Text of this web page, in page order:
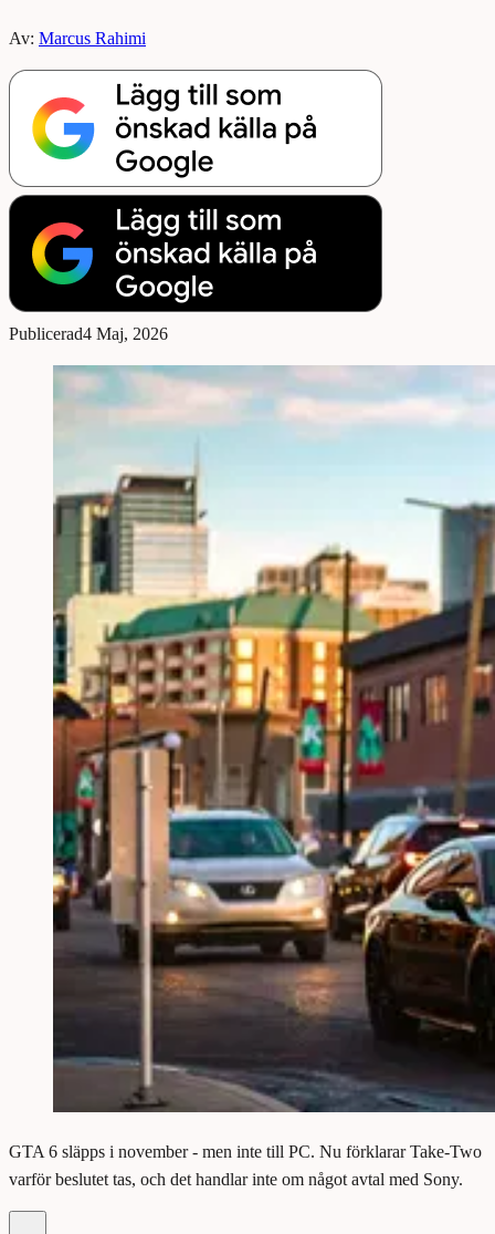
Av: Marcus Rahimi
Publicerad4 Maj, 2026
GTA 6 släpps i november - men inte till PC. Nu förklarar Take-Two
varför beslutet tas, och det handlar inte om något avtal med Sony.